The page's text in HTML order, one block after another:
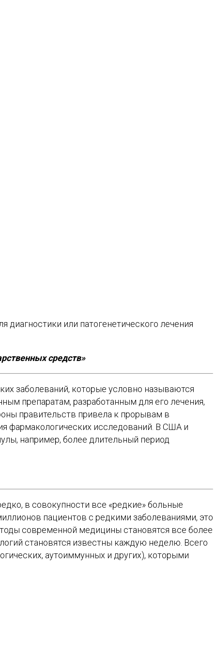
или патогенетического лечения
средств»
заболеваний, которые условно называются
препаратам, разработанным для его лечения,
правительств привела к прорывам в
фармакологических исследований. В США и
например, более длительный период
в совокупности все «редкие» больные
пациентов с редкими заболеваниями, это
современной медицины становятся все более
становятся известны каждую неделю. Всего
аутоиммунных и других), которыми